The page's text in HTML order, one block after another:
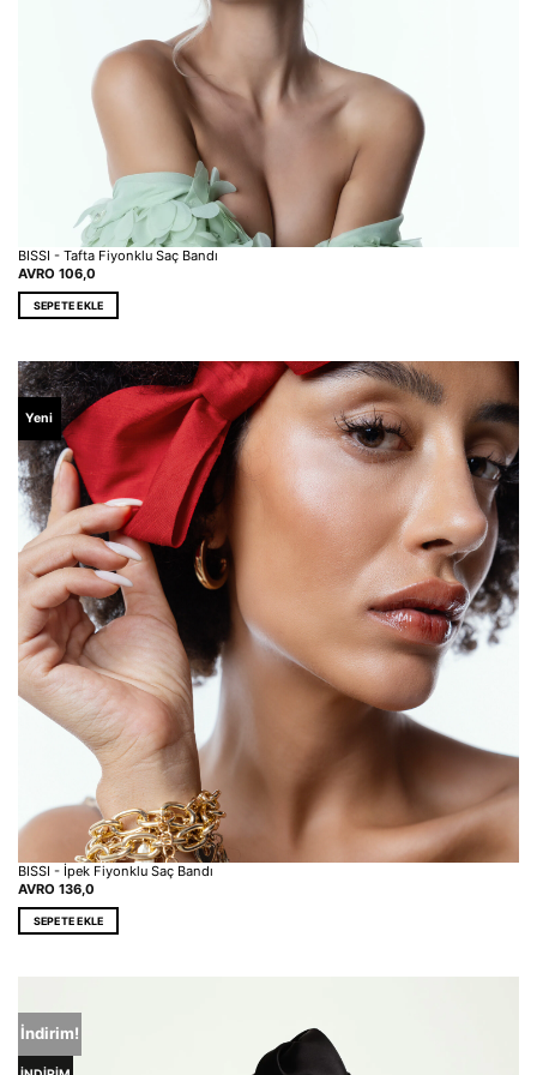
BISSI - Tafta Fiyonklu Saç Bandı
AVRO 106,0
SEPETE EKLE
Yeni
BISSI - İpek Fiyonklu Saç Bandı
AVRO 136,0
SEPETE EKLE
İndirim!